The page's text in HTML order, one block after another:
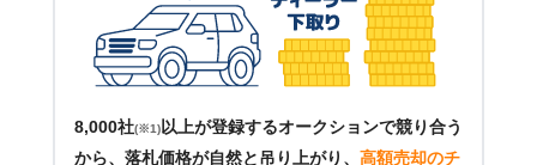
8,000社(※1) 以上が登録するオークションで競り合う
から、落札価格が自然と吊り上がり、 高額売却のチ